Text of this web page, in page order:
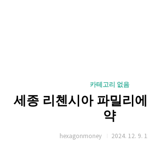
카테고리 없음
세종 리첸시아 파밀리
약
hexagonmoney 2024. 12. 9.